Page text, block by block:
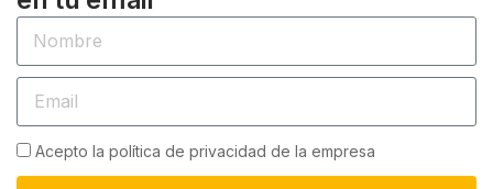
Acepto la política de privacidad de la empresa